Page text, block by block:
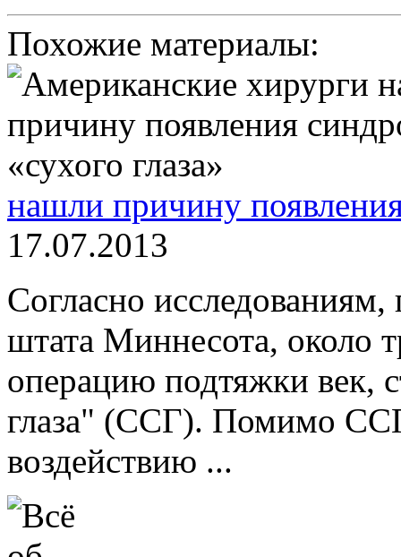
Похожие материалы:
нашли причину
17.07.2013
Согласно
штата Миннесота, около
операцию подтяжки век,
глаза" (ССГ). Помимо
воздействию ...